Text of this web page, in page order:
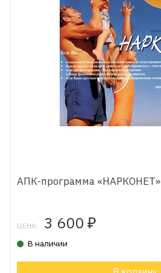
АПК-программа «НАРКОНЕТ»
ЦЕНА: 3 600 ₽
В наличии